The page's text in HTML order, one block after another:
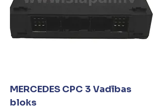
MERCEDES CPC 3 Vadības
bloks